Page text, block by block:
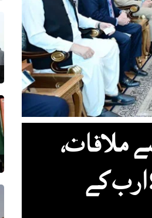
ملاقات،
کراچی اور حیدرآباد کیلئے 25 ارب کے
28°C 27°C 27°C